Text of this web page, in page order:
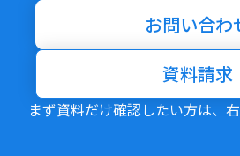
お問い合わ
資料請求
まず資料だけ確認したい方は、